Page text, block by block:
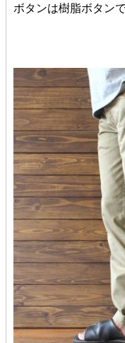
ボタンは樹脂ボタン